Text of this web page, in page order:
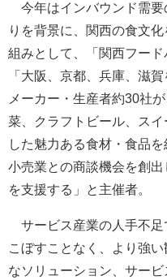
今年はインバウンド需要
りを背景に、関西の食文
組みとして、「関西フード
「大阪、京都、兵庫、滋
メーカー・生産者約30社
菜、クラフトビール、ス
した魅力ある食材・食品
小売業との商談機会を創
を支援する」と主催者。
サービス産業の人手不足
こぼすことなく、より強
なソリューション、サー